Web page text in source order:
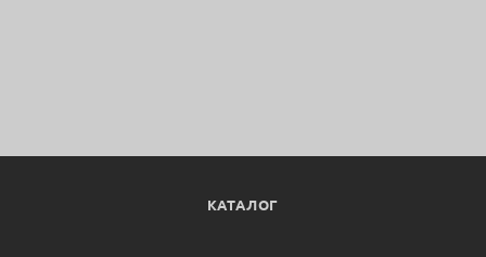
КАТАЛОГ